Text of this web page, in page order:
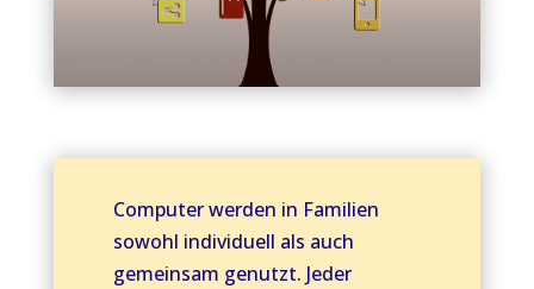
Computer werden in Familien
sowohl individuell als auch
gemeinsam genutzt. Jeder